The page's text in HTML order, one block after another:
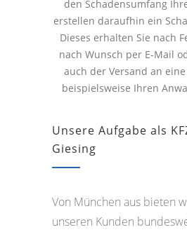
den Schadensumfang
erstellen daraufhin ein
Dieses erhalten Sie nach
nach Wunsch per E-Mail
auch der Versand an
beispielsweise Ihren
Unsere Aufgabe als
Giesing
Von München aus bieten
unseren Kunden